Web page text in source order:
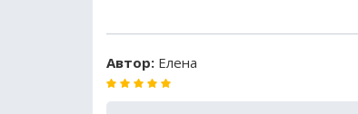
Автор: Елена